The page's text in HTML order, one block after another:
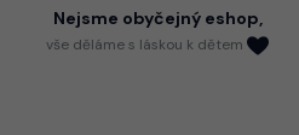
Nejsme obyčejný eshop,
vše děláme s láskou k dětem